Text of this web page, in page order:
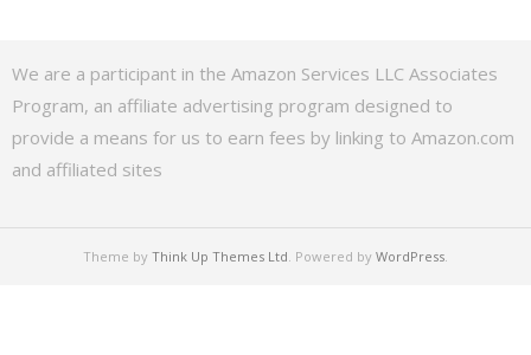
We are a participant in the Amazon Services LLC Associates
Program, an affiliate advertising program designed to
provide a means for us to earn fees by linking to Amazon.com
and affiliated sites
Theme by Think Up Themes Ltd . Powered by WordPress